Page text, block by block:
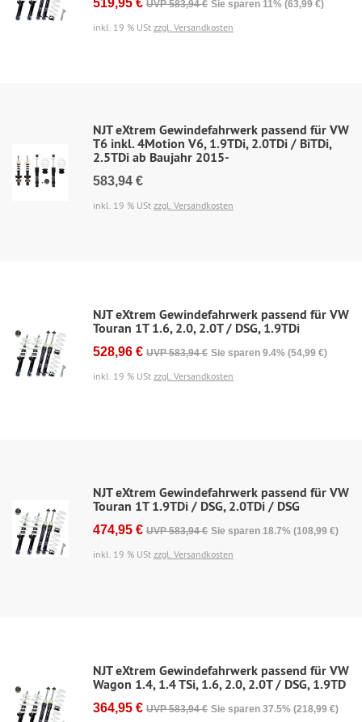
519,95 € UVP 583,94 € Sie sparen 11% (63,99 €)
inkl. 19 % USt zzgl. Versandkosten
NJT eXtrem Gewindefahrwerk passend für VW
T6 inkl. 4Motion V6, 1.9TDi, 2.0TDi / BiTDi,
2.5TDi ab Baujahr 2015-
583,94 €
inkl. 19 % USt zzgl. Versandkosten
NJT eXtrem Gewindefahrwerk passend für VW
Touran 1T 1.6, 2.0, 2.0T / DSG, 1.9TDi
528,96 € UVP 583,94 € Sie sparen 9.4% (54,99 €)
inkl. 19 % USt zzgl. Versandkosten
NJT eXtrem Gewindefahrwerk passend für VW
Touran 1T 1.9TDi / DSG, 2.0TDi / DSG
474,95 € UVP 583,94 € Sie sparen 18.7% (108,99 €)
inkl. 19 % USt zzgl. Versandkosten
NJT eXtrem Gewindefahrwerk passend für VW
Wagon 1.4, 1.4 TSi, 1.6, 2.0, 2.0T / DSG, 1.9TD
364,95 € UVP 583,94 € Sie sparen 37.5% (218,99 €)